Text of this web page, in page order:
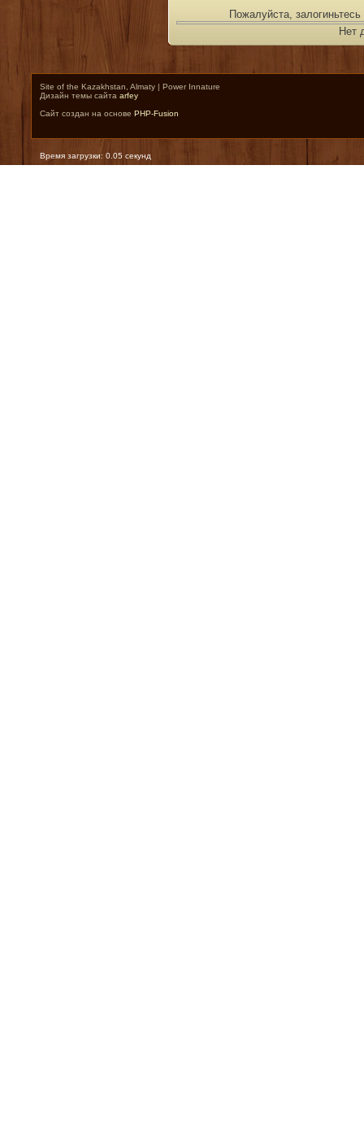
Пожалуйста,
Нет
Site of the Kazakhstan, Almaty | Power Innature
Дизайн темы сайта arfey
Сайт создан на основе PHP-Fusion
Время загрузки: 0.05 секунд